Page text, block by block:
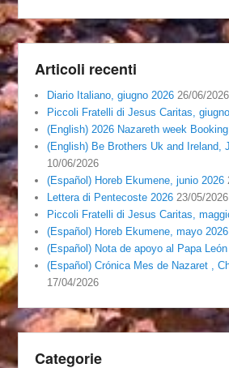
Articoli recenti
Diario Italiano, giugno 2026 26/06/2026
Piccoli Fratelli di Jesus Caritas,
(English) 2026 Nazareth week
(English) Be Brothers Uk and Ireland,
10/06/2026
(Español) Horeb Ekumene, junio 2026
Lettera di Pentecoste 2026 23/05/2026
Piccoli Fratelli di Jesus Caritas,
(Español) Horeb Ekumene, mayo 2026
(Español) Nota de apoyo al Papa León
(Español) Crónica Mes de Nazaret ,
17/04/2026
Categorie